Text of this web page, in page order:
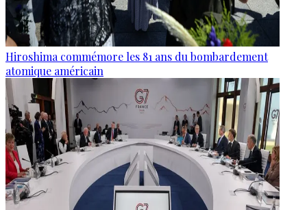
Hiroshima commémore les 81 ans du bombardement
atomique américain